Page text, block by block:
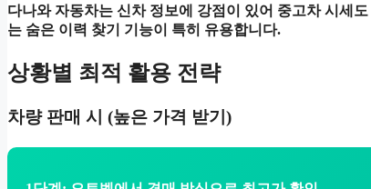
다나와 자동차는 신차 정보에 강점이 있어 중고차 시세
는 숨은 이력 찾기 기능이 특히 유용합니다.
상황별 최적 활용 전략
차량 판매 시 (높은 가격 받기)